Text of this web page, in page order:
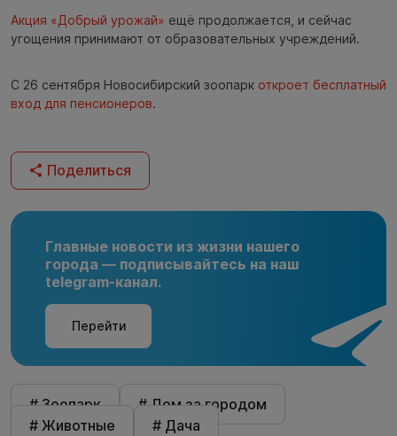
Акция «Добрый урожай» ещё продолжается, и сейчас
угощения принимают от образовательных учреждений.
С 26 сентября Новосибирский зоопарк откроет бесплатный
вход для пенсионеров.
Поделиться
Главные новости из жизни нашего
города — подписывайтесь на наш
telegram-канал.
Перейти
# Зоопарк
# Дом за городом
# Животные
# Дача